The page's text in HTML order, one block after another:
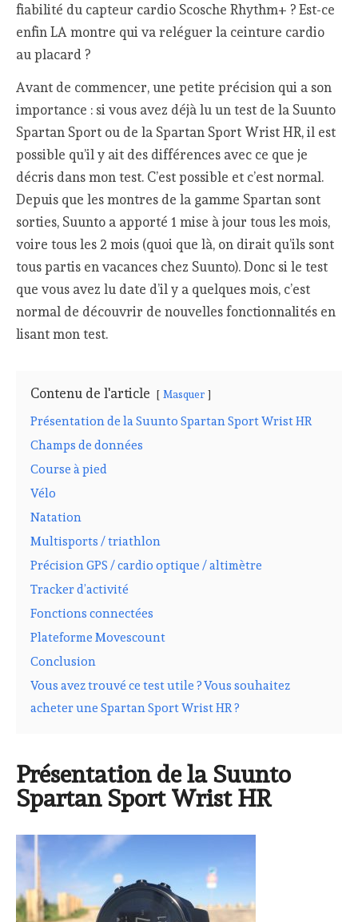
fiabilité du capteur cardio Scosche Rhythm+ ? Est-ce
enfin LA montre qui va reléguer la ceinture cardio
au placard ?
Avant de commencer, une petite précision qui a son
importance : si vous avez déjà lu un test de la Suunto
Spartan Sport ou de la Spartan Sport Wrist HR, il est
possible qu’il y ait des différences avec ce que je
décris dans mon test. C’est possible et c’est normal.
Depuis que les montres de la gamme Spartan sont
sorties, Suunto a apporté 1 mise à jour tous les mois,
voire tous les 2 mois (quoi que là, on dirait qu’ils sont
tous partis en vacances chez Suunto). Donc si le test
que vous avez lu date d’il y a quelques mois, c’est
normal de découvrir de nouvelles fonctionnalités en
lisant mon test.
Contenu de l'article Masquer
Présentation de la Suunto Spartan Sport Wrist HR
Champs de données
Course à pied
Vélo
Natation
Multisports / triathlon
Précision GPS / cardio optique / altimètre
Tracker d’activité
Fonctions connectées
Plateforme Movescount
Conclusion
Vous avez trouvé ce test utile ? Vous souhaitez
acheter une Spartan Sport Wrist HR ?
Présentation de la Suunto
Spartan Sport Wrist HR